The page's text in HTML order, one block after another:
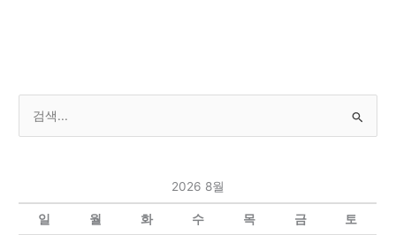
2026 8월
일 월 화 수 목 금 토